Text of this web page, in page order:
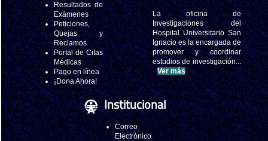
Resultados de
Exámenes
Peticiones,
Quejas y
Reclamos
Portal de Citas
Médicas
Pago en línea
¡Dona Ahora!
La oficina de
Investigaciones del
Hospital Universitario San
Ignacio es la encargada de
promover y coordinar
estudios de investigación...
Ver más
Institucional
Correo
Electrónico